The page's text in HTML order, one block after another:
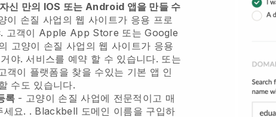
신 만의 IOS 또는 Android 앱을 만들 수
이 손질 사업의 웹 사이트가 응용 프로
고객이 Apple App Store 또는 Google
고양이 손질 사업의 웹 사이트가 응용
야. 서비스를 예약 할 수 있습니다. 또는
객이 플랫폼을 찾을 수있는 기본 앱 인
수도 있습니다.
록 - 고양이 손질 사업에 전문적이고 매
세요. . Blackbell 도메인 이름을 구입하